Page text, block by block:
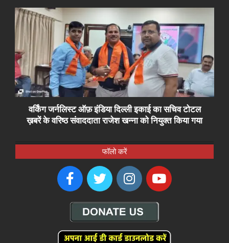
वर्किंग जर्नलिस्ट ऑफ़ इंडिया दिल्ली इकाई का सचिव टोटल
ख़बरें के वरिष्ठ संवाददाता राजेश खन्ना को नियुक्त किया गया
फॉलो करें